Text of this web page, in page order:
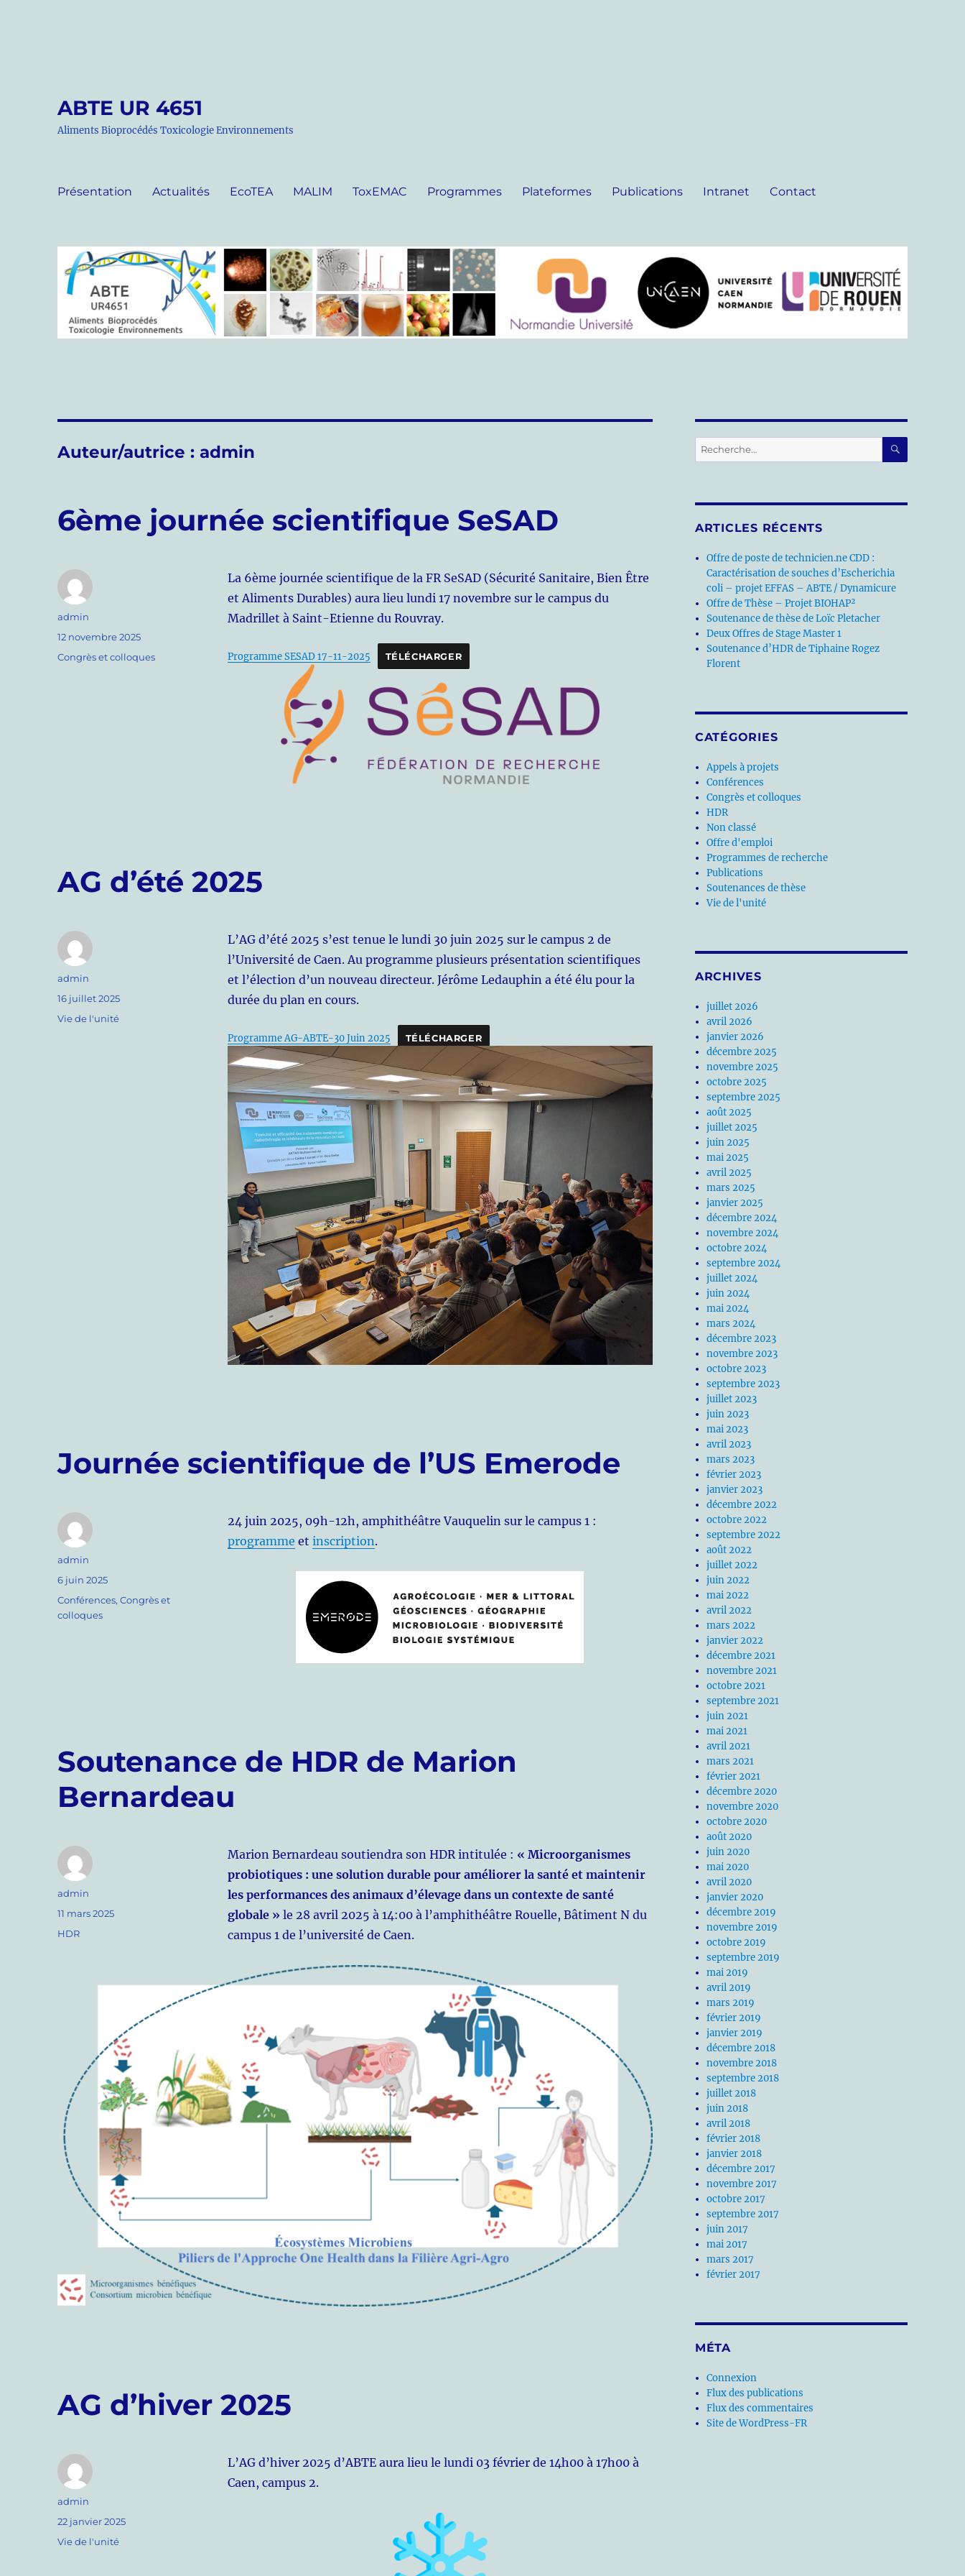
ABTE UR 4651
Aliments Bioprocédés Toxicologie Environnements
Présentation Actualités EcoTEA MALIM ToxEMAC Programmes Plateformes Publications Intranet Contact
Auteur/autrice :admin
6ème journée scientifique SeSAD
La 6ème journée scientifique de la FR SeSAD (Sécurité Sanitaire, Bien Être
et Aliments Durables) aura lieu lundi 17 novembre sur le campus du
Madrillet à Saint-Etienne du Rouvray.
Programme SESAD 17-11-2025 TÉLÉCHARGER
Auteur
admin
Publié
le
12 novembre 2025
Catégories
Congrès et colloques
AG d’été 2025
L’AG d’été 2025 s’est tenue le lundi 30 juin 2025 sur le campus 2 de
l’Université de Caen. Au programme plusieurs présentation scientifiques
et l’élection d’un nouveau directeur. Jérôme Ledauphin a été élu pour la
durée du plan en cours.
Programme AG-ABTE-30 Juin 2025 TÉLÉCHARGER
Auteur
admin
Publié
le
16 juillet 2025
Catégories
Vie de l'unité
Journée scientifique de l’US Emerode
24 juin 2025, 09h-12h, amphithéâtre Vauquelin sur le campus 1 :
programme et inscription.
Auteur
admin
Publié
le
6 juin 2025
Catégories
Conférences,Congrès et
colloques
Soutenance de HDR de Marion
Bernardeau
Marion Bernardeau soutiendra son HDR intitulée : « Microorganismes
probiotiques : une solution durable pour améliorer la santé et maintenir
les performances des animaux d’élevage dans un contexte de santé
globale » le 28 avril 2025 à 14:00 à l’amphithéâtre Rouelle, Bâtiment N du
campus 1 de l’université de Caen.
Auteur
admin
Publié
11 mars 2025
Catégories
HDR
AG d’hiver 2025
L’AG d’hiver 2025 d’ABTE aura lieu le lundi 03 février de 14h00 à 17h00 à
Caen, campus 2.
Auteur
admin
Publié
le
22 janvier 2025
Catégories
Vie de l'unité
Recherche
pour :
ARTICLES RÉCENTS
Offre de poste de technicien.ne CDD :
Caractérisation de souches d’Escherichia
coli – projet EFFAS – ABTE / Dynamicure
Offre de Thèse – Projet BIOHAP²
Soutenance de thèse de Loïc Pletacher
Deux Offres de Stage Master 1
Soutenance d’HDR de Tiphaine Rogez
Florent
CATÉGORIES
Appels à projets
Conférences
Congrès et colloques
HDR
Non classé
Offre d'emploi
Programmes de recherche
Publications
Soutenances de thèse
Vie de l'unité
ARCHIVES
juillet 2026
avril 2026
janvier 2026
décembre 2025
novembre 2025
octobre 2025
septembre 2025
août 2025
juillet 2025
juin 2025
mai 2025
avril 2025
mars 2025
janvier 2025
décembre 2024
novembre 2024
octobre 2024
septembre 2024
juillet 2024
juin 2024
mai 2024
mars 2024
décembre 2023
novembre 2023
octobre 2023
septembre 2023
juillet 2023
juin 2023
mai 2023
avril 2023
mars 2023
février 2023
janvier 2023
décembre 2022
octobre 2022
septembre 2022
août 2022
juillet 2022
juin 2022
mai 2022
avril 2022
mars 2022
janvier 2022
décembre 2021
novembre 2021
octobre 2021
septembre 2021
juin 2021
mai 2021
avril 2021
mars 2021
février 2021
décembre 2020
novembre 2020
octobre 2020
août 2020
juin 2020
mai 2020
avril 2020
janvier 2020
décembre 2019
novembre 2019
octobre 2019
septembre 2019
mai 2019
avril 2019
mars 2019
février 2019
janvier 2019
décembre 2018
novembre 2018
septembre 2018
juillet 2018
juin 2018
avril 2018
février 2018
janvier 2018
décembre 2017
novembre 2017
octobre 2017
septembre 2017
juin 2017
mai 2017
mars 2017
février 2017
MÉTA
Connexion
Flux des publications
Flux des commentaires
Site de WordPress-FR